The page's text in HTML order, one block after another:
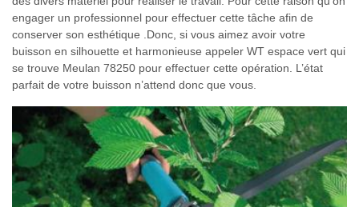
engager un professionnel pour effectuer cette tâche afin de
conserver son esthétique .Donc, si vous aimez avoir votre
buisson en silhouette et harmonieuse appeler WT espace vert qui
se trouve Meulan 78250 pour effectuer cette opération. L’état
parfait de votre buisson n’attend donc que vous.